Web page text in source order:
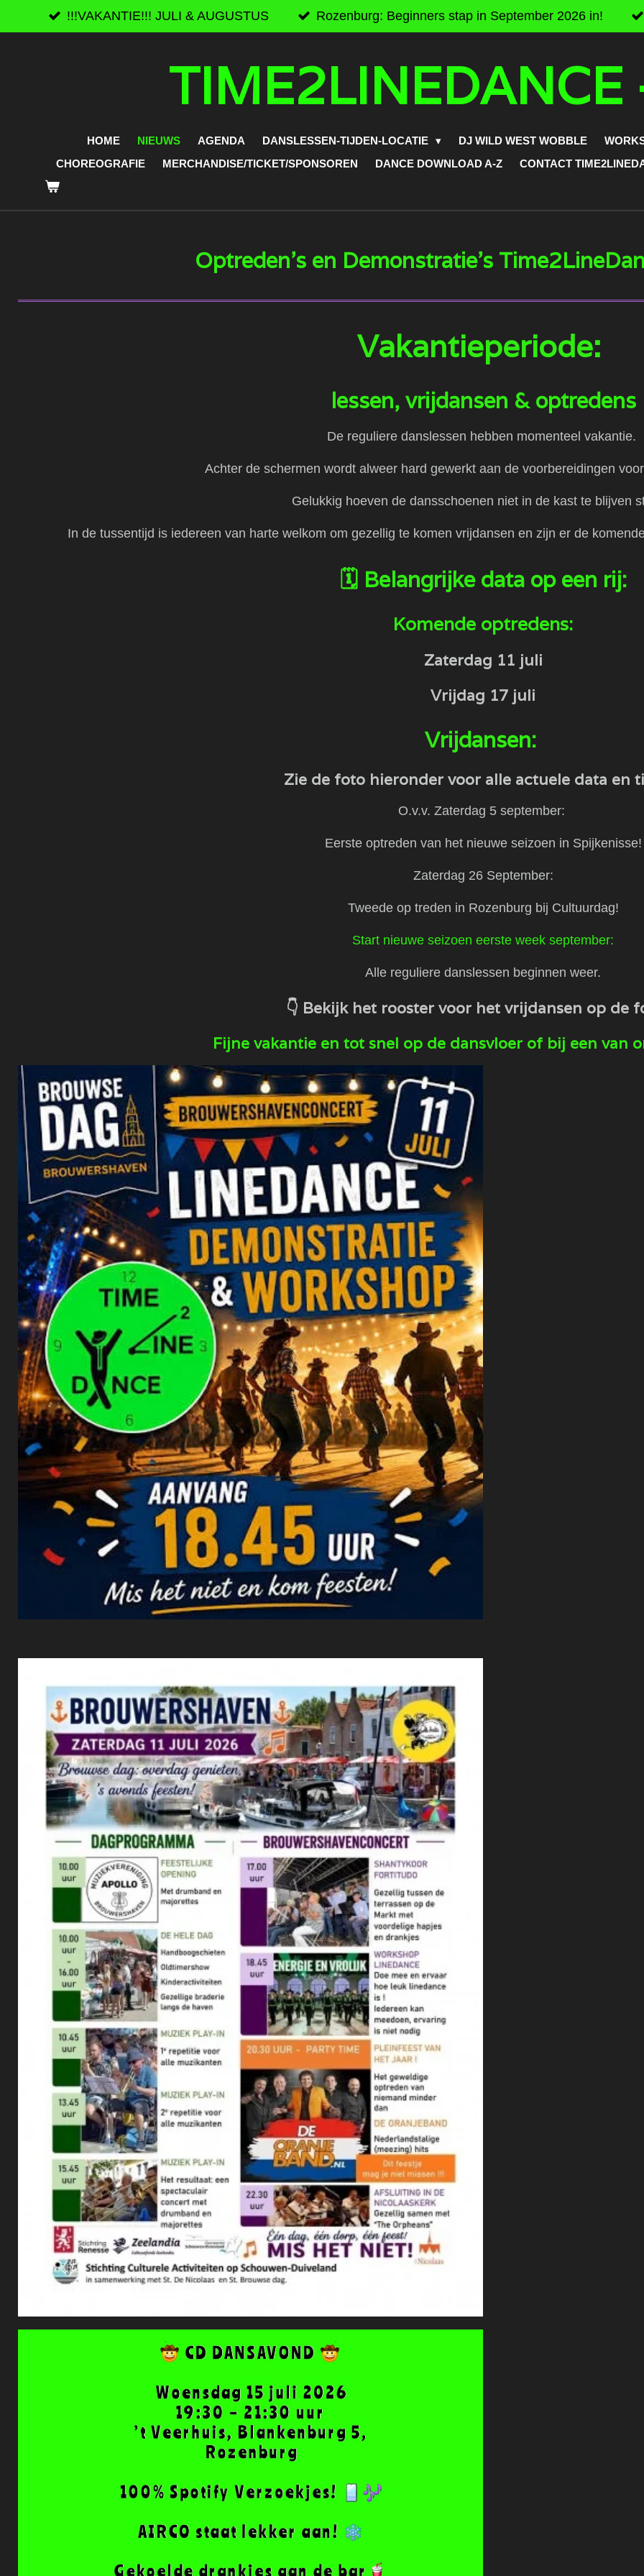
direct
!!!VAKANTIE!!! JULI & AUGUSTUS Rozenburg: Beginners stap in September 2026 in!
TIME2LINEDANCE
HOME NIEUWS AGENDA DANSLESSEN-TIJDEN-LOCATIE DJ WILD WEST WOBBLE
CHOREOGRAFIE
MERCHANDISE/TICKET/SPONSOREN DANCE DOWNLOAD A-Z CONTACT
Optreden's en Demonstratie's
Vakantieperiode:
lessen, vrijdansen & optredens
​De reguliere danslessen hebben momenteel vakantie.
Achter de schermen wordt alweer hard gewerkt aan de voorbereidingen
​Gelukkig hoeven de dansschoenen niet in de kast te blijven
In de tussentijd is iedereen van harte welkom om gezellig te komen vrijdansen en zijn er de
​🗓️ Belangrijke data op een rij:
​Komende optredens:
Zaterdag 11 juli
​Vrijdag 17 juli
​Vrijdansen:
Zie de foto hieronder voor alle actuele data en
O.v.v. ​Zaterdag 5 september:
Eerste optreden van het nieuwe seizoen in Spijkenisse!
Zaterdag 26 September:
Tweede op treden in Rozenburg bij Cultuurdag!
Start nieuwe seizoen eerste week september:
Alle reguliere danslessen beginnen weer.
​👇 Bekijk het rooster voor het vrijdansen op de
​Fijne vakantie en tot snel op de dansvloer of bij een van